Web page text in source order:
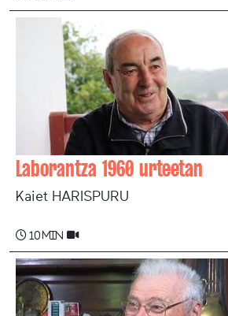
Laborantza 1960 urteetan
Kaiet HARISPURU
10 min